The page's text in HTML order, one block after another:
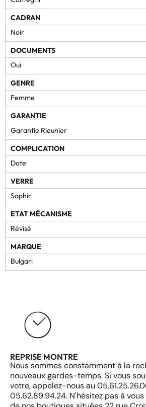
CADRAN
Noir
DOCUMENTS
Oui
GENRE
Femme
GARANTIE
Garantie Rieunier
COMPLICATION
Date
VERRE
Saphir
ETAT MÉCANISME
Révisé
MARQUE
Bulgari
REPRISE MONTRE
Nous sommes constamment à la
nouveaux gardes-temps. Si vous
votre, appelez-nous au
05.62.89.94.24. N'hésitez pas à